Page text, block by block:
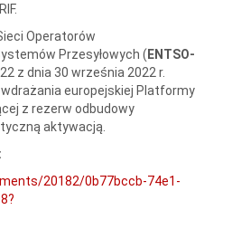
Operatorów
Przesyłowych ( ENTSO-
z dnia 30 września 2022 r.
europejskiej Platformy
z rezerw odbudowy
aktywacją.
20182/0b77bccb-74e1-